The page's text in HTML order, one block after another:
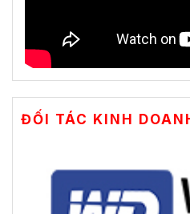
ĐỐI TÁC KINH